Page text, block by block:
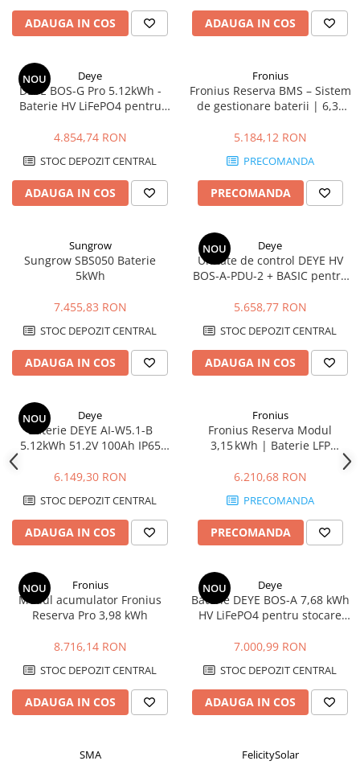
ADAUGA IN COS ADAUGA IN COS
NOU Deye
DEYE BOS-G Pro 5.12kWh -
Baterie HV LiFePO4 pentru
4.854,74 RON
STOC DEPOZIT CENTRAL
ADAUGA IN COS
Fronius
Fronius Reserva BMS – Sistem
de gestionare baterii | 6,3–
5.184,12 RON
PRECOMANDA
PRECOMANDA
Sungrow
Sungrow SBS050 Baterie
5kWh
7.455,83 RON
STOC DEPOZIT CENTRAL
ADAUGA IN COS
NOU Deye
Unitate de control DEYE HV
BOS-A-PDU-2 + BASIC pentru
5.658,77 RON
STOC DEPOZIT CENTRAL
ADAUGA IN COS
NOU Deye
Baterie DEYE AI-W5.1-B
5.12kWh 51.2V 100Ah IP65
6.149,30 RON
STOC DEPOZIT CENTRAL
ADAUGA IN COS
Fronius
Fronius Reserva Modul
3,15 kWh | Baterie LFP
6.210,68 RON
PRECOMANDA
PRECOMANDA
NOU Fronius
Modul acumulator Fronius
Reserva Pro 3,98 kWh
8.716,14 RON
STOC DEPOZIT CENTRAL
ADAUGA IN COS
NOU Deye
Baterie DEYE BOS-A 7,68 kWh
HV LiFePO4 pentru stocare
7.000,99 RON
STOC DEPOZIT CENTRAL
ADAUGA IN COS
SMA FelicitySolar